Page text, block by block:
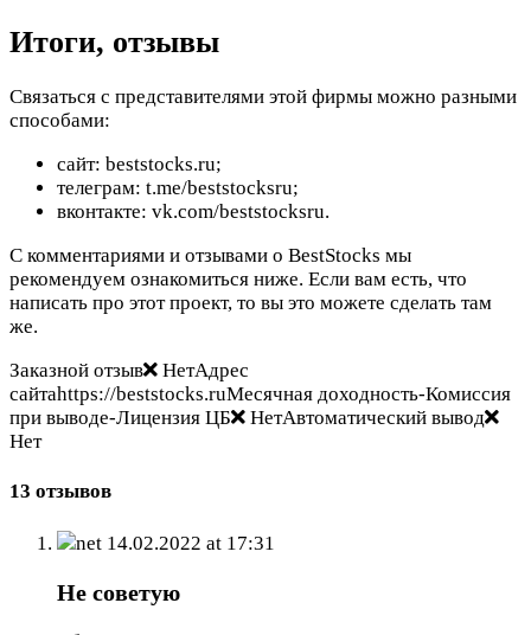
Итоги, отзывы
Связаться с представителями этой фирмы можно разными
способами:
сайт: beststocks.ru;
телеграм: t.me/beststocksru;
вконтакте: vk.com/beststocksru.
С комментариями и отзывами о BestStocks мы
рекомендуем ознакомиться ниже. Если вам есть, что
написать про этот проект, то вы это можете сделать там
же.
Заказной отзыв
НетАдрес
сайтаhttps://beststocks.ruМесячная доходность-Комиссия
при выводе-Лицензия ЦБ
НетАвтоматический вывод
Нет
13 отзывов
net 14.02.2022 at 17:31
Не советую